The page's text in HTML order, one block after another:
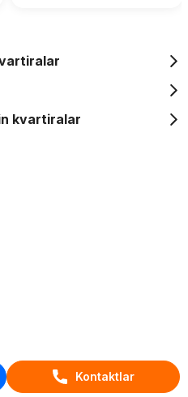
Kontaktlar
kvartiralar